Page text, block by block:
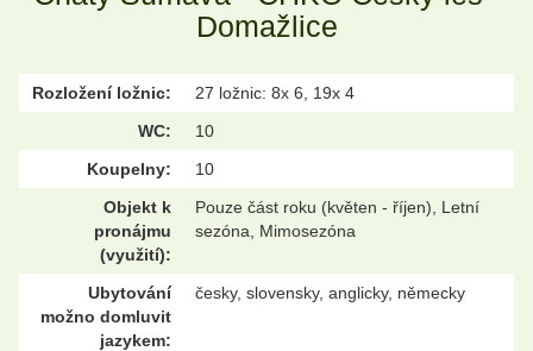
Domažlice
Rozložení ložnic:
27 ložnic: 8x 6, 19x 4
WC:
10
Koupelny:
10
Objekt k
pronájmu
(využití):
Pouze část roku (květen - říjen), Letní
sezóna, Mimosezóna
Ubytování
možno domluvit
jazykem:
česky, slovensky, anglicky, německy